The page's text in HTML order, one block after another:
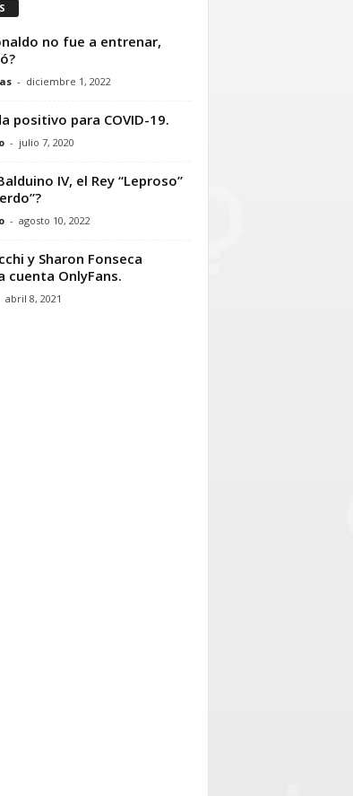
no fue a entrenar,
- diciembre 1, 2022
positivo para COVID-19.
- julio 7, 2020
IV, el Rey “Leproso”
- agosto 10, 2022
y Sharon Fonseca
cuenta OnlyFans.
abril 8, 2021